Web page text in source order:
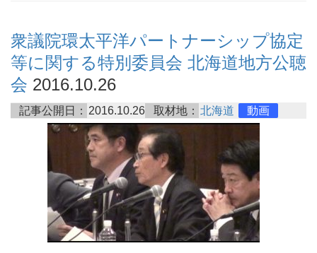
衆議院環太平洋パートナーシップ協定
等に関する特別委員会 北海道地方公聴
会 2016.10.26
記事公開日： 2016.10.26 取材地： 北海道 動画